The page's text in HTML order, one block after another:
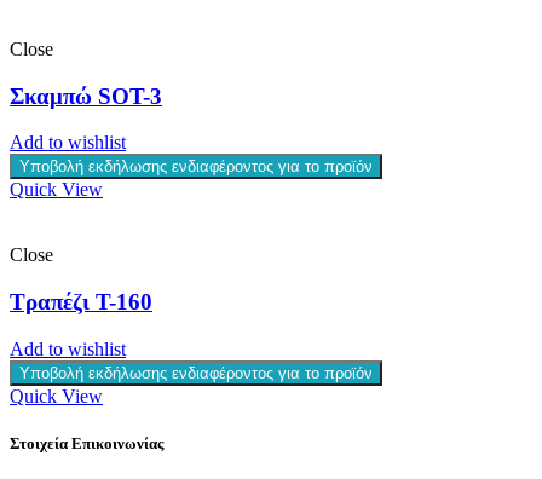
Close
Σκαμπώ SOT-3
Add to wishlist
Υποβολή εκδήλωσης ενδιαφέροντος για το προϊόν
Quick View
Close
Τραπέζι T-160
Add to wishlist
Υποβολή εκδήλωσης ενδιαφέροντος για το προϊόν
Quick View
Στοιχεία Επικοινωνίας